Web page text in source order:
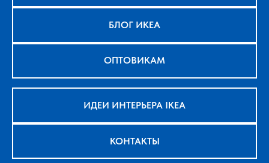
БЛОГ ИКЕА
ОПТОВИКАМ
ИДЕИ ИНТЕРЬЕРА IKEA
КОНТАКТЫ